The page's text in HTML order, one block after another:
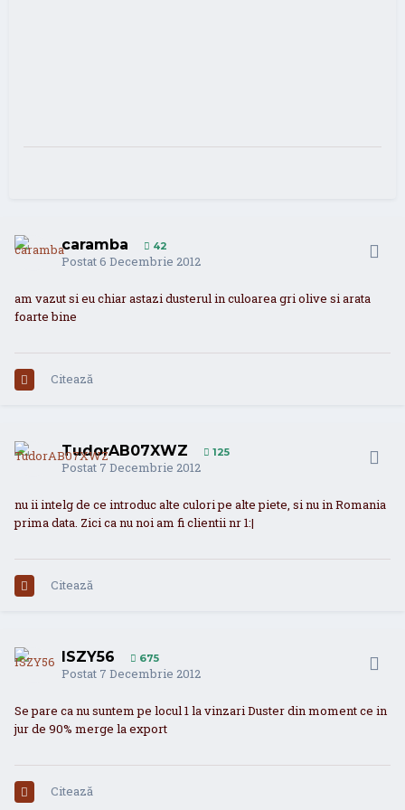
caramba 42
Postat6 Decembrie 2012
am vazut si eu chiar astazi dusterul in culoarea gri olive si arata
foarte bine
Citează
TudorAB07XWZ 125
Postat 7 Decembrie 2012
nu ii intelg de ce introduc alte culori pe alte piete, si nu in Romania
prima data. Zici ca nu noi am fi clientii nr 1:|
Citează
ISZY56 675
Postat 7 Decembrie 2012
Se pare ca nu suntem pe locul 1 la vinzari Duster din moment ce in
jur de 90% merge la export
Citează